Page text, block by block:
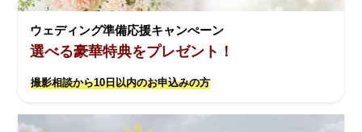
ウェディング準備応援キャンぺーン
選べる豪華特典をプレゼント！
撮影相談から10日以内のお申込みの方